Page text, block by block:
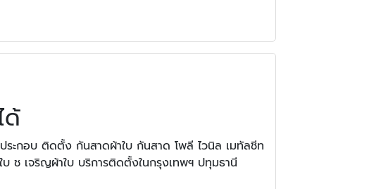
ด้
ะกอบ ติดตั้ง กันสาดผ้าใบ กันสาด โพลี ไวนิล เมทัลชีท
ช เจริญผ้าใบ บริการติดตั้งในกรุงเทพฯ ปทุมธานี